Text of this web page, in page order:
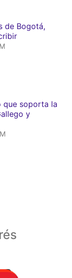
de Bogotá,
que soporta la
y